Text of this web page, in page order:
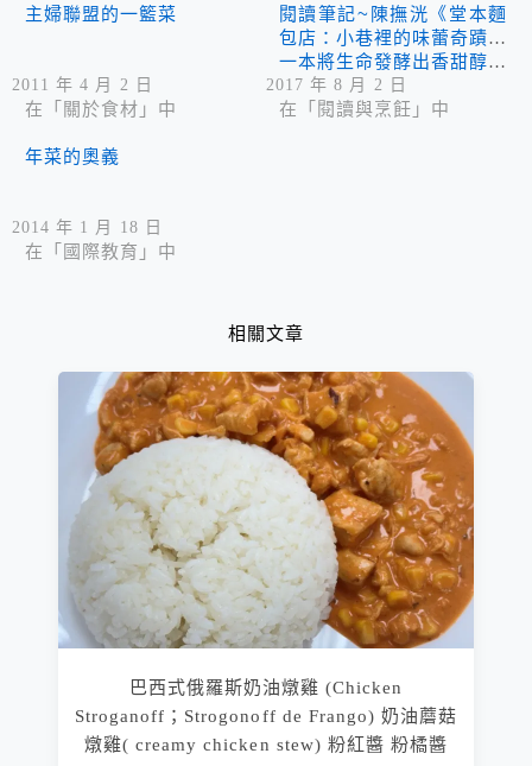
主婦聯盟的一籃菜
2011 年 4 月 2 日
在「關於食材」中
閱讀筆記~陳撫洸《堂本麵
包店：小巷裡的味蕾奇蹟》
一本將生命發酵出香甜醇厚
美好人生滋味的麵包書
2017 年 8 月 2 日
在「閱讀與烹飪」中
年菜的奧義
2014 年 1 月 18 日
在「國際教育」中
相關文章
巴西式俄羅斯奶油燉雞 (Chicken
Stroganoff；Strogonoff de Frango) 奶油蘑菇
燉雞( creamy chicken stew) 粉紅醬 粉橘醬